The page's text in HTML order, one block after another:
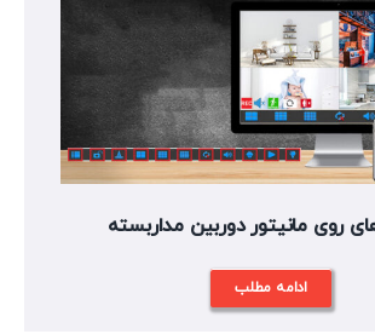
روی مانیتور دوربین مداربسته
ادامه مطلب